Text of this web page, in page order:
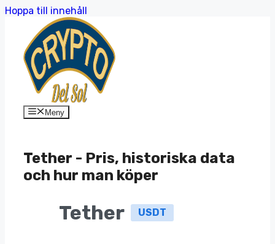
Hoppa till innehåll
Meny
Tether - Pris, historiska data
och hur man köper
Tether USDT